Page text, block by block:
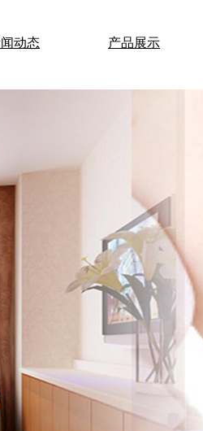
动态 产品展示